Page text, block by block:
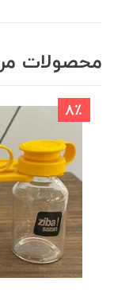
محصولات
8٪